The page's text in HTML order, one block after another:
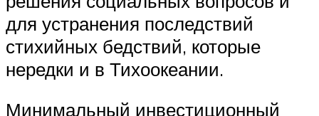
для устранения последствий
стихийных бедствий, которые
нередки и в Тихоокеании.
Минимальный инвестиционный